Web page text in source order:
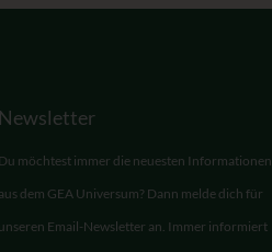
Newsletter
Du möchtest immer die neuesten Informationen
aus dem GEA Universum? Dann melde dich für
unseren Email-Newsletter an. Immer informiert